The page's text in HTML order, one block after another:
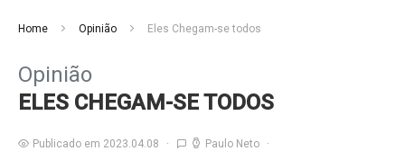
Home Opinião Eles Chegam-se todos
Opinião
ELES CHEGAM-SE TODOS
Publicado em 2023.04.08 Paulo Neto